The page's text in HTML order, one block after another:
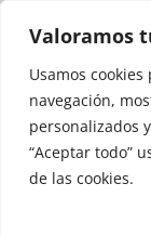
Valoramos
Usamos
navegación,
personalizados
“Aceptar todo”
de las cookies.